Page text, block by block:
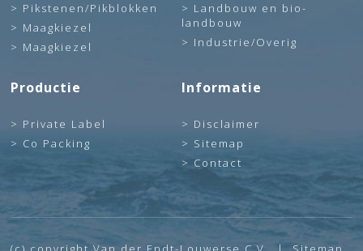
Pikstenen/Pikblokken
Maagkiezel
Maagkiezel
Landbouw en bio-
landbouw
Industrie/Overig
Productie
Private Label
Co Packing
Informatie
Disclaimer
Sitemap
Contact